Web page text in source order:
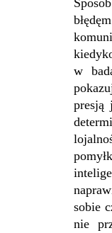
w
presją
sobie
nie